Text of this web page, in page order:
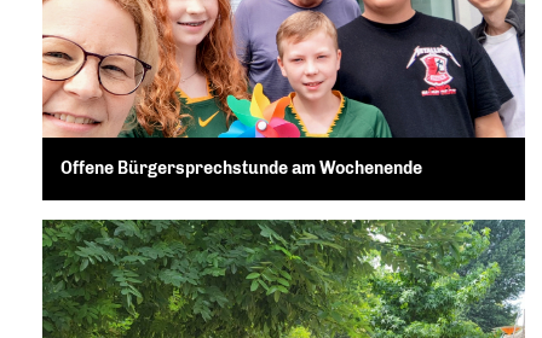
Offene Bürgersprechstunde am Wochenende